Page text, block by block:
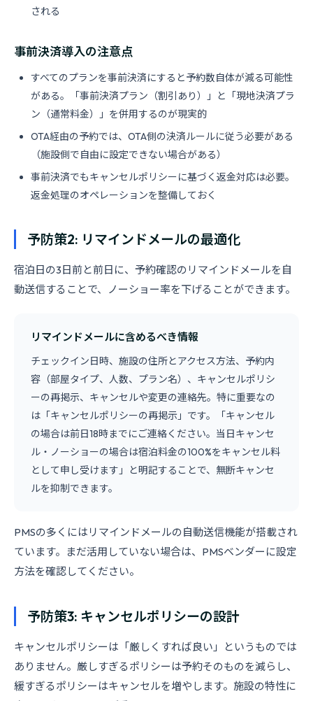
される
事前決済導入の注意点
すべてのプランを事前決済にすると予約数自体が減る可能性
がある。「事前決済プラン（割引あり）」と「現地決済プラ
ン（通常料金）」を併用するのが現実的
OTA経由の予約では、OTA側の決済ルールに従う必要がある
（施設側で自由に設定できない場合がある）
事前決済でもキャンセルポリシーに基づく返金対応は必要。
返金処理のオペレーションを整備しておく
予防策2: リマインドメールの最適化
宿泊日の3日前と前日に、予約確認のリマインドメールを自
動送信することで、ノーショー率を下げることができます。
リマインドメールに含めるべき情報
チェックイン日時、施設の住所とアクセス方法、予約内
容（部屋タイプ、人数、プラン名）、キャンセルポリシ
ーの再掲示、キャンセルや変更の連絡先。特に重要なの
は「キャンセルポリシーの再掲示」です。「キャンセル
の場合は前日18時までにご連絡ください。当日キャンセ
ル・ノーショーの場合は宿泊料金の100%をキャンセル料
として申し受けます」と明記することで、無断キャンセ
ルを抑制できます。
PMSの多くにはリマインドメールの自動送信機能が搭載され
ています。まだ活用していない場合は、PMSベンダーに設定
方法を確認してください。
予防策3: キャンセルポリシーの設計
キャンセルポリシーは「厳しくすれば良い」というものでは
ありません。厳しすぎるポリシーは予約そのものを減らし、
緩すぎるポリシーはキャンセルを増やします。施設の特性に